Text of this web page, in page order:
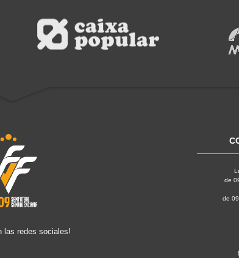
las redes sociales!
de
de